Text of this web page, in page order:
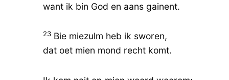
want ik bin God en aans gainent.
23Bie miezulm heb ik sworen,
dat oet mien mond recht komt.